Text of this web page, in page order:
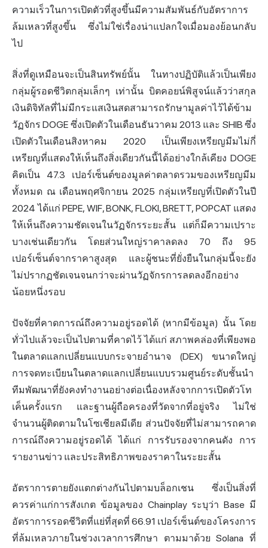
ความเร็วในการเปิดตัวที่สูงขึ้นมีความสัมพันธ์กับอัตราการ
ล้มเหลวที่สูงขึ้น ซึ่งไม่ใช่เรื่องน่าแปลกใจเมื่อมองย้อนกลับ
ไป
สิ่งที่ดูเหมือนจะเป็นสินทรัพย์นั้น ในทางปฏิบัติแล้วเป็นเพียง
กลุ่มผู้รอดชีวิตกลุ่มเล็กๆ เท่านั้น บิตคอยน์พิสูจน์แล้วว่าสกุล
เงินดิจิทัลที่ไม่มีกระแสเงินสดสามารถรักษามูลค่าไว้ได้ข้าม
วัฏจักร DOGE ซึ่งเปิดตัวในเดือนธันวาคม 2013 และ SHIB ซึ่ง
เปิดตัวในเดือนสิงหาคม 2020 เป็นเพียงเหรียญมีมไม่กี่
เหรียญที่แสดงให้เห็นถึงสิ่งเดียวกันนี้ได้อย่างใกล้เคียง DOGE
คิดเป็น 47.3 เปอร์เซ็นต์ของมูลค่าตลาดรวมของเหรียญมีม
ทั้งหมด ณ เดือนพฤศจิกายน 2025 กลุ่มเหรียญที่เปิดตัวในปี
2024 ได้แก่ PEPE, WIF, BONK, FLOKI, BRETT, POPCAT แสดง
ให้เห็นถึงความชัดเจนในวัฏจักรระยะสั้น แต่ก็มีความเปราะ
บางเช่นเดียวกัน โดยส่วนใหญ่ราคาลดลง 70 ถึง 95
เปอร์เซ็นต์จากราคาสูงสุด และผู้ชนะที่ยั่งยืนในกลุ่มนี้จะยัง
ไม่ปรากฏชัดเจนจนกว่าจะผ่านวัฏจักรการลดลงอีกอย่าง
น้อยหนึ่งรอบ
ปัจจัยที่คาดการณ์ถึงความอยู่รอดได้ (หากมีข้อมูล) นั้น โดย
ทั่วไปแล้วจะเป็นไปตามที่คาดไว้ ได้แก่ สภาพคล่องที่เพียงพอ
ในตลาดแลกเปลี่ยนแบบกระจายอำนาจ (DEX) ขนาดใหญ่
การจดทะเบียนในตลาดแลกเปลี่ยนแบบรวมศูนย์ระดับชั้นนำ
ทีมพัฒนาที่ยังคงทำงานอย่างต่อเนื่องหลังจากการเปิดตัวโท
เค็นครั้งแรก และฐานผู้ถือครองที่วัดจากที่อยู่จริง ไม่ใช่
จำนวนผู้ติดตามในโซเชียลมีเดีย ส่วนปัจจัยที่ไม่สามารถคาด
การณ์ถึงความอยู่รอดได้ ได้แก่ การรับรองจากคนดัง การ
รายงานข่าว และประสิทธิภาพของราคาในระยะสั้น
อัตราการตายยังแตกต่างกันไปตามบล็อกเชน ซึ่งเป็นสิ่งที่
ควรค่าแก่การสังเกต ข้อมูลของ Chainplay ระบุว่า Base มี
อัตราการรอดชีวิตที่แย่ที่สุดที่ 66.91 เปอร์เซ็นต์ของโครงการ
ที่ล้มเหลวภายในช่วงเวลาการศึกษา ตามมาด้วย Solana ที่